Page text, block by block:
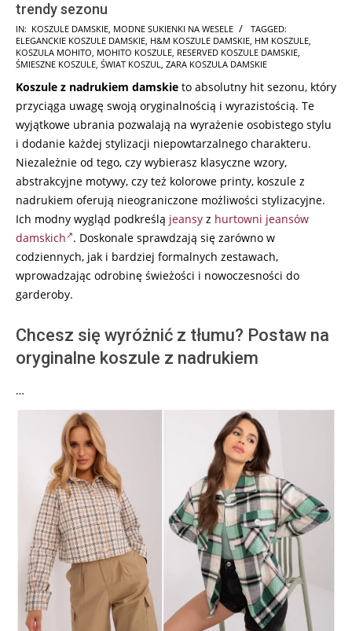
trendy sezonu
2024-
07-
15
IN: KOSZULE DAMSKIE, MODNE SUKIENKI NA WESELE
TAGGED:
ELEGANCKIE KOSZULE DAMSKIE, H&M KOSZULE DAMSKIE, HM KOSZULE,
KOSZULA MOHITO, MOHITO KOSZULE, RESERVED KOSZULE DAMSKIE,
ŚMIESZNE KOSZULE, ŚWIAT KOSZUL, ZARA KOSZULA DAMSKIE
Koszule z nadrukiem damskie to absolutny hit sezonu, który
przyciąga uwagę swoją oryginalnością i wyrazistością. Te
wyjątkowe ubrania pozwalają na wyrażenie osobistego stylu
i dodanie każdej stylizacji niepowtarzalnego charakteru.
Niezależnie od tego, czy wybierasz klasyczne wzory,
abstrakcyjne motywy, czy też kolorowe printy, koszule z
nadrukiem oferują nieograniczone możliwości stylizacyjne.
Ich modny wygląd podkreślą jeansy z hurtowni jeansów
damskich . Doskonale sprawdzają się zarówno w
codziennych, jak i bardziej formalnych zestawach,
wprowadzając odrobinę świeżości i nowoczesności do
garderoby.
Chcesz się wyróżnić z tłumu? Postaw na
oryginalne koszule z nadrukiem
…